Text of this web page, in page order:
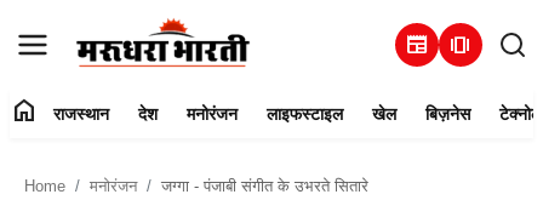
newspaper amp_stories
home राजस्थान देश मनोरंजन लाइफस्टाइल खेल बिज़नेस
Home मनोरंजन जग्गा - पंजाबी संगीत के उभरते सितारे